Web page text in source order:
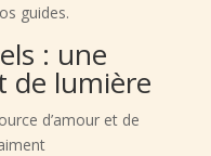
guides.
: une
de lumière
d’amour et de